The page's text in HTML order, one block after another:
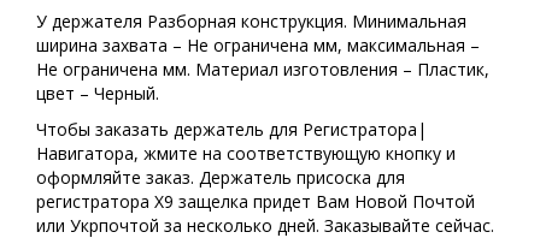
У держателя Разборная конструкция. Минимальная
ширина захвата – Не ограничена мм, максимальная –
Не ограничена мм. Материал изготовления – Пластик,
цвет – Черный.
Чтобы заказать держатель для Регистратора|
Навигатора, жмите на соответствующую кнопку и
оформляйте заказ. Держатель присоска для
регистратора X9 защелка придет Вам Новой Почтой
или Укрпочтой за несколько дней. Заказывайте сейчас.